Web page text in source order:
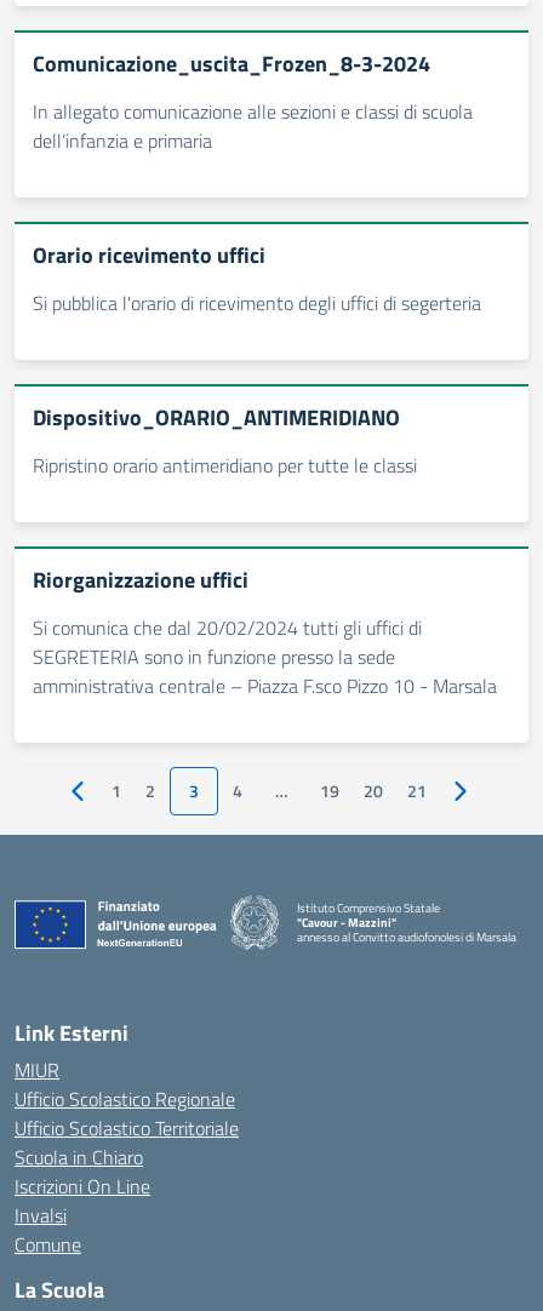
Comunicazione_uscita_Frozen_8-3-2024
In allegato comunicazione alle sezioni e classi di scuola
dell’infanzia e primaria
Orario ricevimento uffici
Si pubblica l'orario di ricevimento degli uffici di segerteria
Dispositivo_ORARIO_ANTIMERIDIANO
Ripristino orario antimeridiano per tutte le classi
Riorganizzazione uffici
Si comunica che dal 20/02/2024 tutti gli uffici di
SEGRETERIA sono in funzione presso la sede
amministrativa centrale – Piazza F.sco Pizzo 10 - Marsala
Pagina precedente
1 2 3 4 … 19 20 21 Pagina
Istituto Comprensivo Statale
"Cavour - Mazzini"
annesso al Convitto audiofonolesi di Marsala
Link Esterni
MIUR
Ufficio Scolastico Regionale
Ufficio Scolastico Territoriale
Scuola in Chiaro
Iscrizioni On Line
Invalsi
Comune
La Scuola